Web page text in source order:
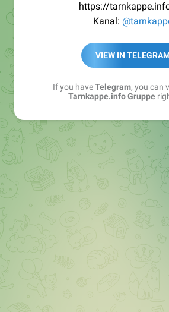
https://
Kanal:
Best of:
Kochen: https://t.me/
VIEW IN
If you haveTelegram, you can
Tarnkappe.info Gruppe